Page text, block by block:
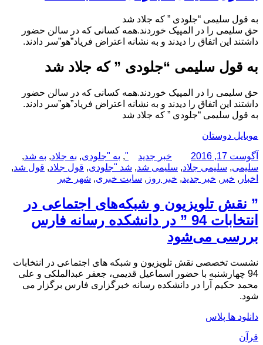
به قول سلیمی “جلودی ” که جلاد شد
حق سلیمی را در المپیک خوردند.همه کسانی که در سالن حضور
داشتند این اتفاق را دیدند و به نشانه اعتراض فریاد”هو”سر دادند.
به قول سلیمی “جلودی ” که جلاد شد
حق سلیمی را در المپیک خوردند.همه کسانی که در سالن حضور
داشتند این اتفاق را دیدند و به نشانه اعتراض فریاد”هو”سر دادند.
به قول سلیمی “جلودی ” که جلاد شد
موبایل دوستان
ارسال
شده
در
آگوست 17, 2016 نویسنده
دسته‌ها
خبر جدید برچسب‌ها
"
, به "جلودی, به جلاد, به شد,
سلیمی, سلیمی جلاد, سلیمی شد, شد "جلودی, قول جلاد, قول شد,
اخبار , خبر , خبر جدید, خبر روز , سایت خبری, شهر خبر
” نقش تلویزیون و شبکه‌های اجتماعی در
انتخابات 94 ” در دانشکده رسانه فارس
بررسی می‌شود
نشست تخصصی نقش تلویزیون و شبکه های اجتماعی در انتخابات
94 چهارشنبه با حضور اسماعیل قدیمی، جعفر عبدالملکی و علی
محمد حکیم آرا در دانشکده رسانه خبرگزاری فارس برگزار می
شود.
دانلود ها پلاس
قرآن